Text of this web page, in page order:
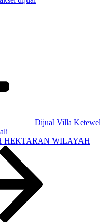
Dijual Villa Ketewel
HEKTARAN WILAYAH